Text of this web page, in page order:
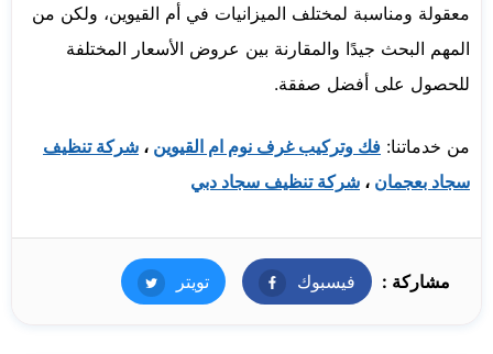
معقولة ومناسبة لمختلف الميزانيات في أم القيوين، ولكن من
المهم البحث جيدًا والمقارنة بين عروض الأسعار المختلفة
للحصول على أفضل صفقة.
من خدماتنا: فك وتركيب غرف نوم ام القيوين ، شركة تنظيف
سجاد بعجمان ، شركة تنظيف سجاد دبي
مشاركة : فيسبوك فيسبوكتويتر تويتر